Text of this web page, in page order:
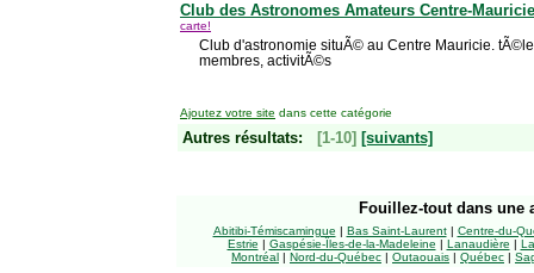
Club des Astronomes Amateurs Centre-Mauricie
carte!
Club d'astronomie situÃ© au Centre Mauricie.
membres, activitÃ©s
Ajoutez votre site dans cette catégorie
Autres résultats: [1-10] [suivants]
Fouillez-tout dans une
Abitibi-Témiscamingue | Bas Saint-Laurent| Centre-du-
Estrie | Gaspésie-Îles-de-la-Madeleine | Lanaudière |
Montréal | Nord-du-Québec | Outaouais | Québec |